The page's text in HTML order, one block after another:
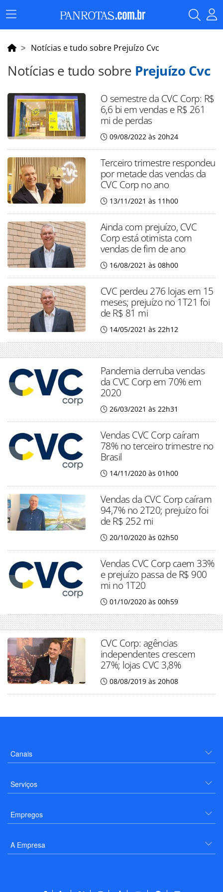
Menu
Principal
Notícias e tudo sobre Prejuízo Cvc
Notícias e tudo sobre Prejuízo Cvc
O semestre da CVC Corp: R$
6,6 bi em vendas e R$ 261
mi de perdas
09/08/2022 às 20h24
Terceiro trimestre respondeu
por metade das vendas da
CVC Corp no ano
13/11/2021 às 11h00
Ainda com prejuízo, CVC
Corp está otimista com
vendas de fim de ano
16/08/2021 às 08h00
CVC perdeu 276 lojas em 15
meses; prejuízo no 1T21 foi
de R$ 81 mi
14/05/2021 às 22h12
Pandemia derruba vendas
da CVC Corp em 70% em
2020
26/03/2021 às 22h31
Vendas CVC Corp caíram
78% no terceiro trimestre no
Brasil
14/11/2020 às 01h00
Vendas da CVC Corp caíram
94,7% no 2T20; prejuízo foi
de R$ 252 mi
20/10/2020 às 02h50
Vendas CVC Corp caem 33%
e prejuízo passa de R$ 900
mi no 1T20
01/10/2020 às 00h59
CVC Corp: agências
independentes crescem
27%; lojas CVC 3,8%
08/08/2019 às 20h08
Canais
Serviços
Empregos
A Empresa